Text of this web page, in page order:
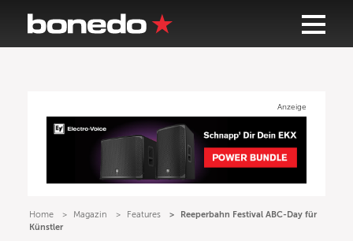
Anzeige
Home Magazin Features
Reeperbahn Festival ABC-Day für
Künstler